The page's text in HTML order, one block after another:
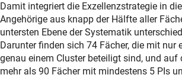
Damit integriert die Exzellenzstrategie in
Angehörige aus knapp der Hälfte aller
untersten Ebene der Systematik
Darunter finden sich 74 Fächer, die mit nur
genau einem Cluster beteiligt sind, und auf
mehr als 90 Fächer mit mindestens 5 PIs